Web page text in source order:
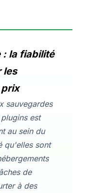
: la fiabilité
les
sauvegardes
est
au sein du
qu'elles sont
de
à des